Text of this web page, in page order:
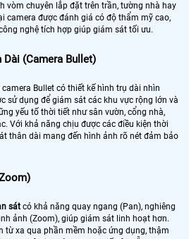
vòm chuyên lắp đặt trên trần, tường nhà hay
camera được đánh giá có độ thẩm mỹ cao,
nghệ tích hợp giúp giám sát tối ưu.
Dài (Camera Bullet)
Bullet có thiết kế hình trụ dài nhìn
sử dụng để giám sát các khu vực rộng lớn và
yếu tố thời tiết như sân vườn, cổng nhà,
Với khả năng chịu được các điều kiện thời
thân dài mang đến hình ảnh rõ nét đảm bảo
sát có khả năng quay ngang (Pan), nghiêng
ảnh (Zoom), giúp giám sát linh hoạt hơn.
từ xa qua phần mềm hoặc ứng dụng, thậm